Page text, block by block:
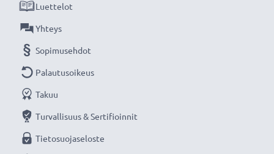
Luettelot
Yhteys
Sopimusehdot
Palautusoikeus
Takuu
Turvallisuus & Sertifioinnit
Tietosuojaseloste